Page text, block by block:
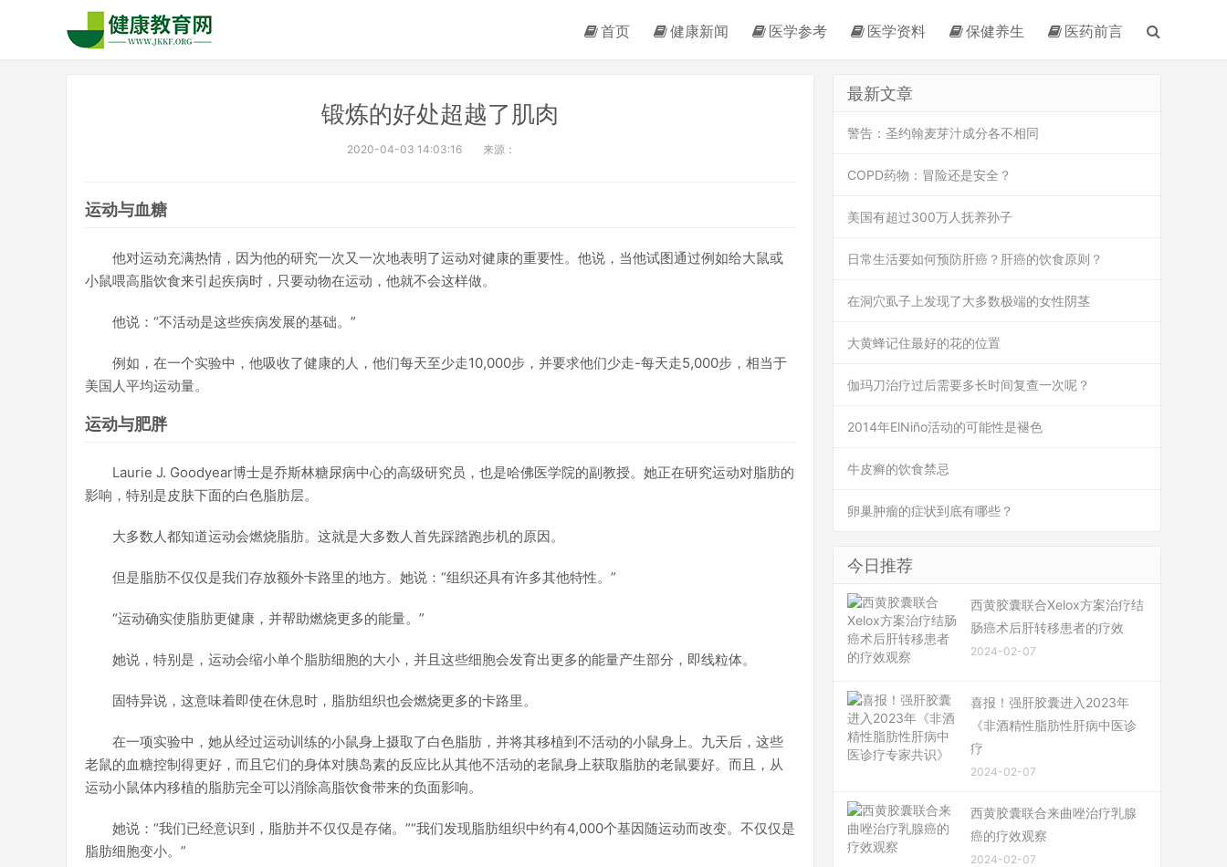
首页 健康新闻 医学参考 医学资料 保健养生 医药前言
锻炼的好处超越了肌肉
2020-04-03 14:03:16 来源：
运动与血糖
他对运动充满热情，因为他的研究一次又一次地表明了运动对健康的重要性。他说，当他试图通过例如给大鼠或
小鼠喂高脂饮食来引起疾病时，只要动物在运动，他就不会这样做。
他说：“不活动是这些疾病发展的基础。”
例如，在一个实验中，他吸收了健康的人，他们每天至少走10,000步，并要求他们少走-每天走5,000步，相当于
美国人平均运动量。
运动与肥胖
Laurie J. Goodyear博士是乔斯林糖尿病中心的高级研究员，也是哈佛医学院的副教授。她正在研究运动对脂肪的
影响，特别是皮肤下面的白色脂肪层。
大多数人都知道运动会燃烧脂肪。这就是大多数人首先踩踏跑步机的原因。
但是脂肪不仅仅是我们存放额外卡路里的地方。她说：“组织还具有许多其他特性。”
“运动确实使脂肪更健康，并帮助燃烧更多的能量。”
她说，特别是，运动会缩小单个脂肪细胞的大小，并且这些细胞会发育出更多的能量产生部分，即线粒体。
固特异说，这意味着即使在休息时，脂肪组织也会燃烧更多的卡路里。
在一项实验中，她从经过运动训练的小鼠身上摄取了白色脂肪，并将其移植到不活动的小鼠身上。九天后，这些
老鼠的血糖控制得更好，而且它们的身体对胰岛素的反应比从其他不活动的老鼠身上获取脂肪的老鼠要好。而且，从
运动小鼠体内移植的脂肪完全可以消除高脂饮食带来的负面影响。
她说：“我们已经意识到，脂肪并不仅仅是存储。”“我们发现脂肪组织中约有4,000个基因随运动而改变。不仅仅是
脂肪细胞变小。”
最新文章
警告：圣约翰麦芽汁成分各不相同
COPD药物：冒险还是安全？
美国有超过300万人抚养孙子
日常生活要如何预防肝癌？肝癌的饮食原则？
在洞穴虱子上发现了大多数极端的女性阴茎
大黄蜂记住最好的花的位置
伽玛刀治疗过后需要多长时间复查一次呢？
2014年ElNiño活动的可能性是褪色
牛皮癣的饮食禁忌
卵巢肿瘤的症状到底有哪些？
今日推荐
西黄胶囊联合Xelox方案治疗结
肠癌术后肝转移患者的疗效
2024-02-07
喜报！强肝胶囊进入2023年
《非酒精性脂肪性肝病中医诊
疗
2024-02-07
西黄胶囊联合来曲唑治疗乳腺
癌的疗效观察
2024-02-07